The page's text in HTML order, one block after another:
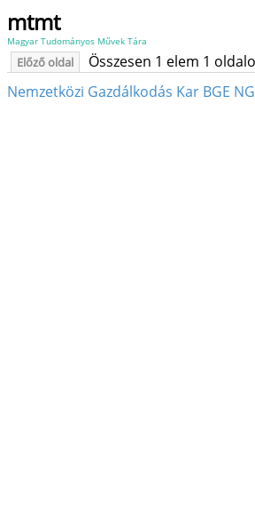
mtmt
Magyar Tudományos Művek Tára
Előző oldal
Összesen 1 elem 1
Nemzetközi Gazdálkodás Kar BGE